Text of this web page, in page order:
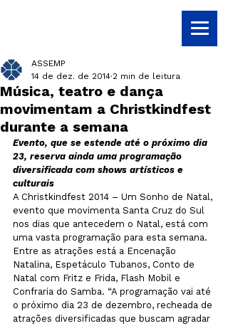
Música, teatro e dança
movimentam a Christkindfest
durante a semana
ASSEMP
14 de dez. de 2014 2 min de leitura
Evento, que se estende até o próximo dia
23, reserva ainda uma programação
diversificada com shows artísticos e
culturais
A Christkindfest 2014 – Um Sonho de Natal,
evento que movimenta Santa Cruz do Sul
nos dias que antecedem o Natal, está com
uma vasta programação para esta semana.
Entre as atrações está a Encenação
Natalina, Espetáculo Tubanos, Conto de
Natal com Fritz e Frida, Flash Mobil e
Confraria do Samba. “A programação vai até
o próximo dia 23 de dezembro, recheada de
atrações diversificadas que buscam agradar